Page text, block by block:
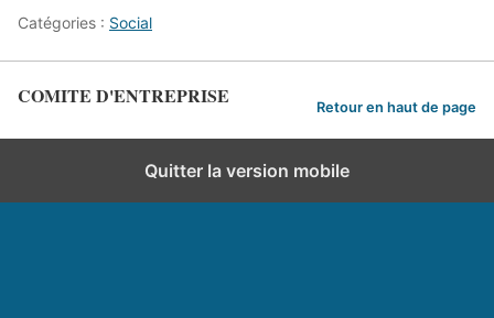
Catégories : Social
COMITE D'ENTREPRISE Retour en haut de page
Quitter la version mobile